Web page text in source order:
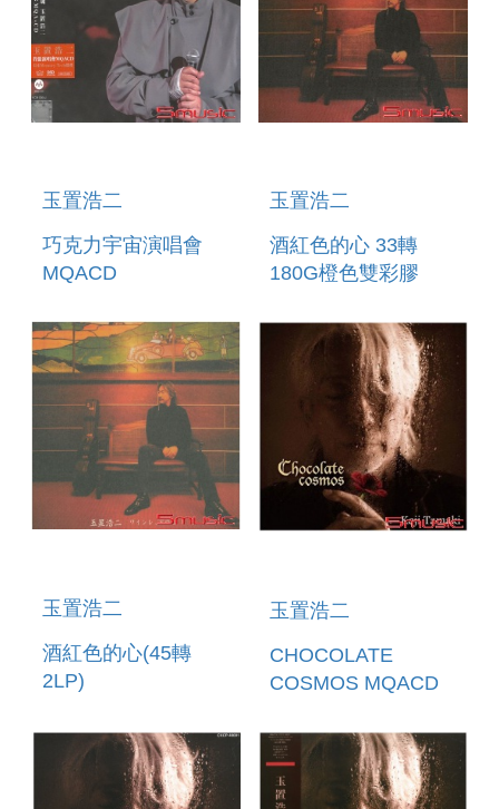
2 BLU-RAY) (預購至
6/6 12:00止)
玉置浩二
巧克力宇宙演唱會
MQACD
玉置浩二
酒紅色的心 33轉
180G橙色雙彩膠
玉置浩二
酒紅色的心(45轉
2LP)
玉置浩二
CHOCOLATE
COSMOS MQACD